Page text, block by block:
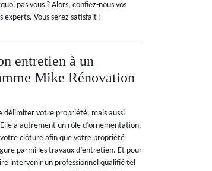
pas vous ? Alors, confiez-nous vos
experts. Vous serez satisfait !
entretien à un
Mike Rénovation
délimiter votre propriété, mais aussi
a autrement un rôle d’ornementation.
clôture afin que votre propriété
parmi les travaux d’entretien. Et pour
intervenir un professionnel qualifié tel